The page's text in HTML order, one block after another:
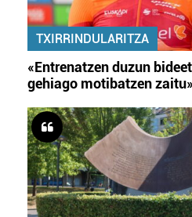
TXIRRINDULARITZA
«Entrenatzen duzun
gehiago motibatzen zaitu»